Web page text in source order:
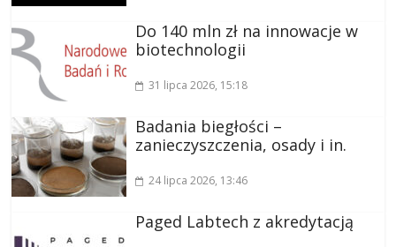
Do 140 mln zł na innowacje w
biotechnologii
31 lipca 2026, 15:18
Badania biegłości –
zanieczyszczenia, osady i in.
24 lipca 2026, 13:46
Paged Labtech z akredytacją